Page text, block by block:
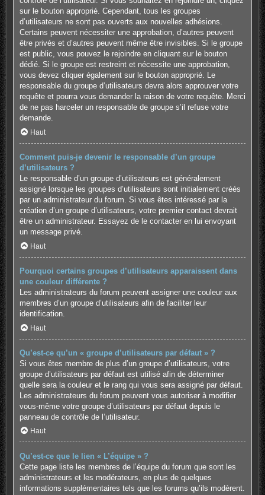
sur le bouton approprié. Cependant, tous les groupes
d’utilisateurs ne sont pas ouverts aux nouvelles adhésions.
Certains peuvent nécessiter une approbation, d’autres peuvent
être privés et d’autres peuvent même être invisibles. Si le groupe
est public, vous pouvez le rejoindre en cliquant sur le bouton
dédié. Si le groupe est restreint et nécessite une approbation,
vous devez cliquer également sur le bouton approprié. Le
responsable du groupe d’utilisateurs devra alors approuver votre
requête et pourra vous demander la raison de votre requête. Merci
de ne pas harceler un responsable de groupe s’il refuse votre
demande.
Haut
Comment puis-je devenir le responsable d’un groupe
d’utilisateurs ?
Le responsable d’un groupe d’utilisateurs est généralement
assigné lorsque les groupes d’utilisateurs sont initialement créés
par un administrateur du forum. Si vous êtes intéressé par la
création d’un groupe d’utilisateurs, votre premier contact devrait
être un administrateur. Essayez de le contacter en lui envoyant
un message privé.
Haut
Pourquoi certains groupes d’utilisateurs apparaissent dans
une couleur différente ?
Les administrateurs du forum peuvent assigner une couleur aux
membres d’un groupe d’utilisateurs afin de faciliter leur
identification.
Haut
Qu’est-ce qu’un « groupe d’utilisateurs par défaut » ?
Si vous êtes membre de plus d’un groupe d’utilisateurs, votre
groupe d’utilisateurs par défaut est utilisé afin de déterminer
quelle sera la couleur et le rang qui vous sera assigné par défaut.
Les administrateurs du forum peuvent vous autoriser à modifier
vous-même votre groupe d’utilisateurs par défaut depuis le
panneau de contrôle de l’utilisateur.
Haut
Qu’est-ce que le lien « L’équipe » ?
Cette page liste les membres de l’équipe du forum que sont les
administrateurs et les modérateurs, en plus de quelques
informations supplémentaires tels que les forums qu’ils modèrent.